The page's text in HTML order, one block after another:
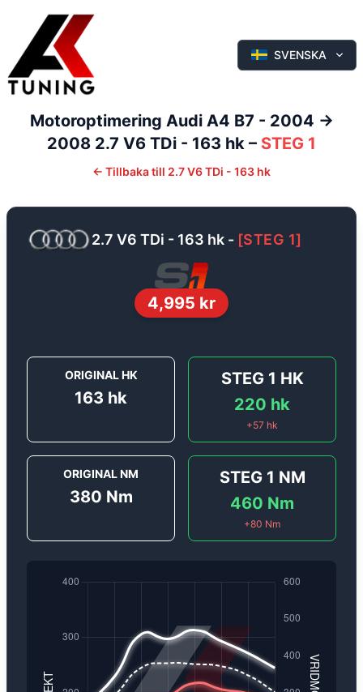
SVENSKA
Motoroptimering Audi A4 B7 - 2004 ->
2008 2.7 V6 TDi - 163 hk – STEG 1
← Tillbaka till 2.7 V6 TDi - 163 hk
2.7 V6 TDi - 163 hk - [STEG 1]
4,995 kr
ORIGINAL HK
163 hk
STEG 1 HK
220 hk
+57 hk
ORIGINAL NM
380 Nm
STEG 1 NM
460 Nm
+80 Nm